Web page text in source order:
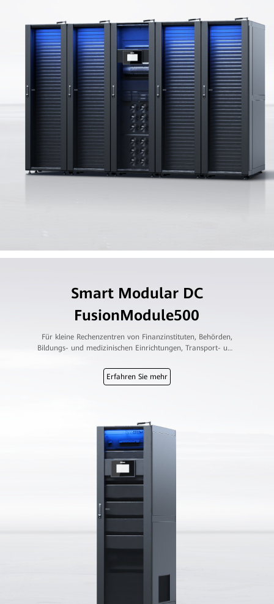
Smart Modular DC
FusionModule500
Für kleine Rechenzentren von Finanzinstituten, Behörden,
Bildungs- und medizinischen Einrichtungen, Transport- und
Erfahren Sie mehr